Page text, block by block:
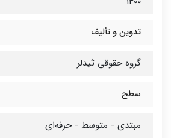
تدوین و تألیف
گروه حقوقی ثیدلر
سطح
مبتدی - متوسط - حرفه‌ای